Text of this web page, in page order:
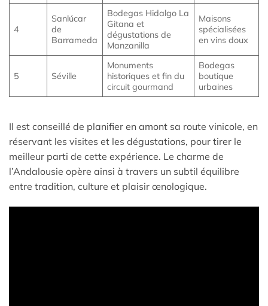
4
Sanlúcar
de
Barrameda
Bodegas Hidalgo La
Gitana et
dégustations de
Manzanilla
Maisons
spécialisées
en vins doux
5 Séville
Monuments
historiques et fin du
circuit gourmand
Bodegas
boutique
urbaines
Il est conseillé de planifier en amont sa route vinicole, en
réservant les visites et les dégustations, pour tirer le
meilleur parti de cette expérience. Le charme de
l’Andalousie opère ainsi à travers un subtil équilibre
entre tradition, culture et plaisir œnologique.